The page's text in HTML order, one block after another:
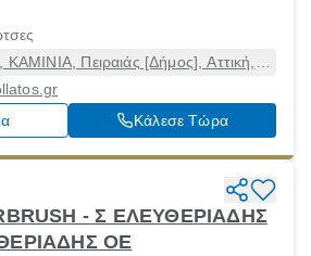
Πειραιάς [Δήμος], Αττική,
18541
Κάλεσε Τώρα
- Σ ΕΛΕΥΘΕΡΙΑΔΗΣ
ΟΕ